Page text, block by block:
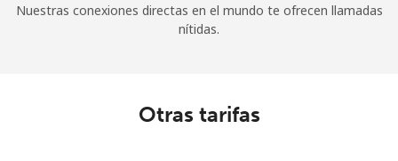
Nuestras conexiones directas en el mundo te ofrecen llamadas
nítidas.
Otras tarifas